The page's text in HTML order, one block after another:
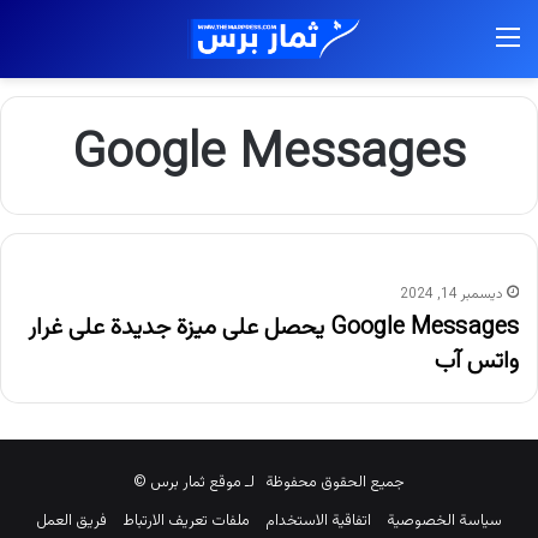
Google Messages
ديسمبر 14, 2024
Google Messages يحصل على ميزة جديدة على غرار
واتس آب
جميع الحقوق محفوظة لـ موقع ثمار برس ©
سياسة الخصوصية
اتفاقية الاستخدام ملفات تعريف الارتباط
فريق العمل